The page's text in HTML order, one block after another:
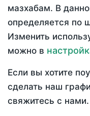
мазхабам. В
определяется по
Изменить
можно в
Если вы хотите
сделать наш
свяжитесь с нами.